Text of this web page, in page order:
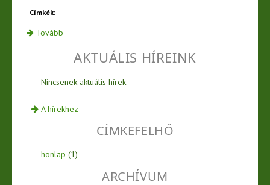
Címkék: –
Tovább
AKTUÁLIS HÍREINK
Nincsenek aktuális hírek.
A hírekhez
CÍMKEFELHŐ
honlap (1)
ARCHÍVUM